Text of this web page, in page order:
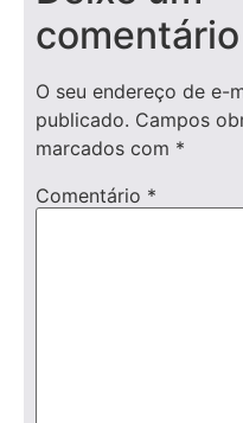
comentário
O seu endereço de e-
publicado. Campos
marcados com *
Comentário *